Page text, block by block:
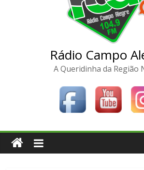
FL Studio Producer Edition
Rádio Campo
A Queridinha da Região